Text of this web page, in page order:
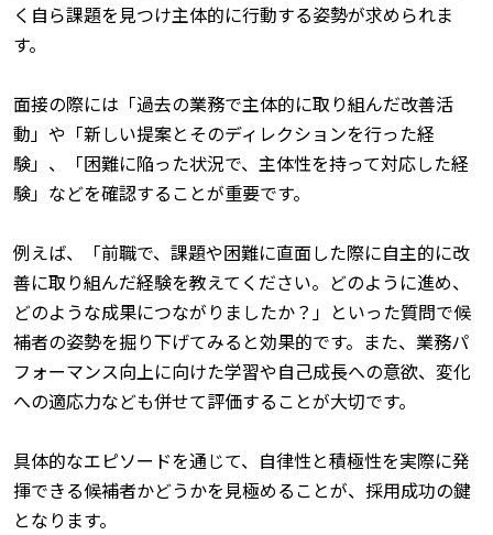
く自ら課題を見つけ主体的に行動する姿勢が求められま
す。
面接の際には「過去の業務で主体的に取り組んだ改善活
動」や「新しい提案とそのディレクションを行った経
験」、「困難に陥った状況で、主体性を持って対応した経
験」などを確認することが重要です。
例えば、「前職で、課題や困難に直面した際に自主的に改
善に取り組んだ経験を教えてください。どのように進め、
どのような成果につながりましたか？」といった質問で候
補者の姿勢を掘り下げてみると効果的です。また、業務パ
フォーマンス向上に向けた学習や自己成長への意欲、変化
への適応力なども併せて評価することが大切です。
具体的なエピソードを通じて、自律性と積極性を実際に発
揮できる候補者かどうかを見極めることが、採用成功の鍵
となります。